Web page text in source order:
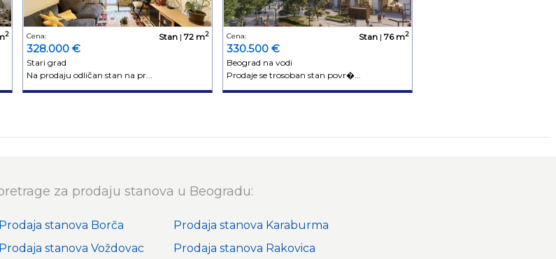
2 Cena:
328.000 €
Stan| 72 m2
Stari grad
Na prodaju odličan stan na pr...
Cena:
330.500 €
Stan| 76 m2
Beograd na vodi
Prodaje se trosoban stan povr�...
za prodaju stanova u Beogradu:
Prodaja stanova Borča
Prodaja stanova Voždovac
Prodaja stanova Karaburma
Prodaja stanova Rakovica